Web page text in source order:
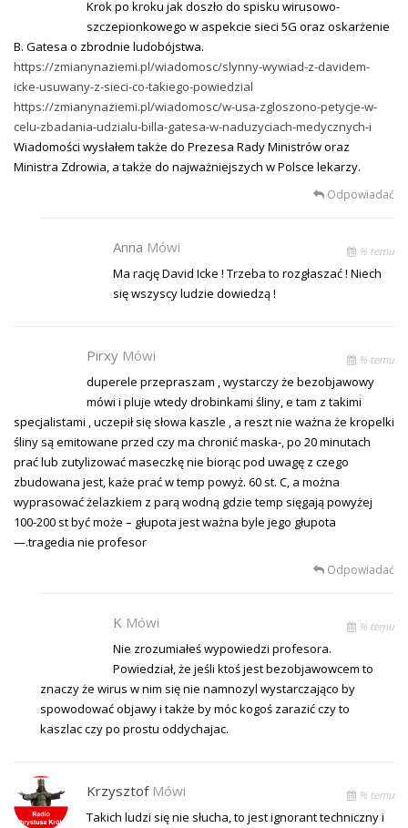
Krok po kroku jak doszło do spisku wirusowo-
szczepionkowego w aspekcie sieci 5G oraz oskarżenie
B. Gatesa o zbrodnie ludobójstwa.
https://zmianynaziemi.pl/wiadomosc/slynny-wywiad-z-davidem-
icke-usuwany-z-sieci-co-takiego-powiedzial
https://zmianynaziemi.pl/wiadomosc/w-usa-zgloszono-petycje-w-
celu-zbadania-udzialu-billa-gatesa-w-naduzyciach-medycznych-i
Wiadomości wysłałem także do Prezesa Rady Ministrów oraz
Ministra Zdrowia, a także do najważniejszych w Polsce lekarzy.
Odpowiadać
Anna Mówi % temu
Ma rację David Icke ! Trzeba to rozgłaszać ! Niech
się wszyscy ludzie dowiedzą !
Pirxy Mówi % temu
duperele przepraszam , wystarczy że bezobjawowy
mówi i pluje wtedy drobinkami śliny, e tam z takimi
specjalistami , uczepił się słowa kaszle , a reszt nie ważna że kropelki
śliny są emitowane przed czy ma chronić maska-, po 20 minutach
prać lub zutylizować maseczkę nie biorąc pod uwagę z czego
zbudowana jest, każe prać w temp powyż. 60 st. C, a można
wyprasować żelazkiem z parą wodną gdzie temp sięgają powyżej
100-200 st być może – głupota jest ważna byle jego głupota
—.tragedia nie profesor
Odpowiadać
K Mówi % temu
Nie zrozumiałeś wypowiedzi profesora.
Powiedział, że jeśli ktoś jest bezobjawowcem to
znaczy że wirus w nim się nie namnozyl wystarczająco by
spowodować objawy i także by móc kogoś zarazić czy to
kaszlac czy po prostu oddychajac.
Krzysztof Mówi % temu
Takich ludzi się nie słucha, to jest ignorant techniczny i